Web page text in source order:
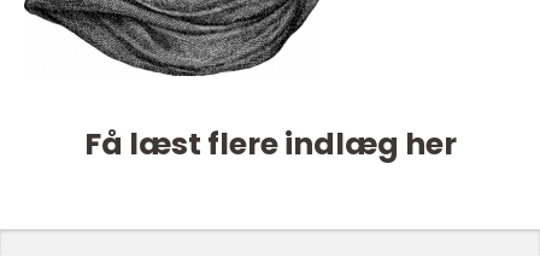
Få læst flere indlæg her